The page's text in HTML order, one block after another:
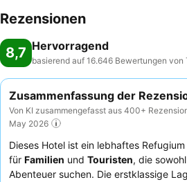
Rezensionen
8,7 Hervorragend
basierend auf 16.646 Bewertungen von
Zusammenfassung der
Von KI zusammengefasst aus 400+
May 2026
Dieses Hotel ist ein lebhaftes
für Familien und Touristen, die
Abenteuer suchen. Die erstklassige